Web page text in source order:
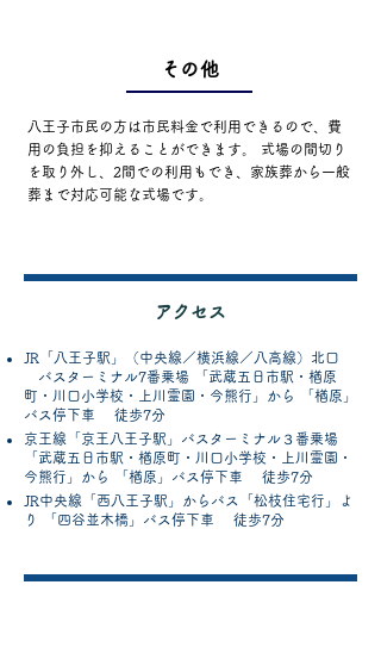
​その他
八王子市民の方は市民料金で利用できるので、費
用の負担を抑えることができます。 式場の間切り
を取り外し、2間での利用もでき、家族葬から一般
葬まで対応可能な式場です。
アクセス
JR「八王子駅」（中央線／横浜線／八高線）北口
バスターミナル7番乗場 「武蔵五日市駅・楢原
町・川口小学校・上川霊園・今熊行」から 「楢原」
バス停下車 徒歩7分
京王線「京王八王子駅」バスターミナル３番乗場
「武蔵五日市駅・楢原町・川口小学校・上川霊園・
今熊行」から 「楢原」バス停下車 徒歩7分
JR中央線「西八王子駅」からバス「松枝住宅行」よ
り 「四谷並木橋」バス停下車 徒歩7分